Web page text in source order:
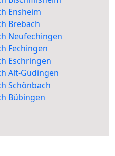
Ensheim
Brebach
Neufechingen
Fechingen
Eschringen
Alt-Güdingen
Schönbach
Bübingen